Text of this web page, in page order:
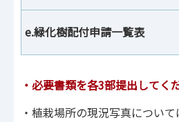
e.緑化樹配付申請一覧表
・必要書類を各3部提出してく
・植栽場所の現況写真につい